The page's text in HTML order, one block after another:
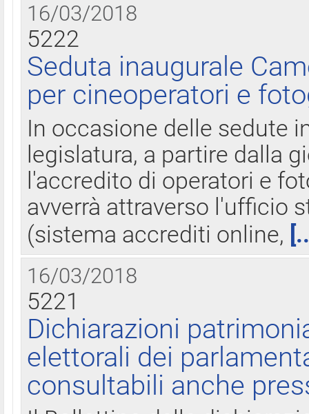
16/03/2018
5222
Seduta inaugurale
per cineoperatori e
In occasione delle sedute
legislatura, a partire dalla
l'accredito di operatori e
avverrà attraverso l'ufficio
(sistema accrediti online,
16/03/2018
5221
Dichiarazioni
elettorali dei
consultabili anche